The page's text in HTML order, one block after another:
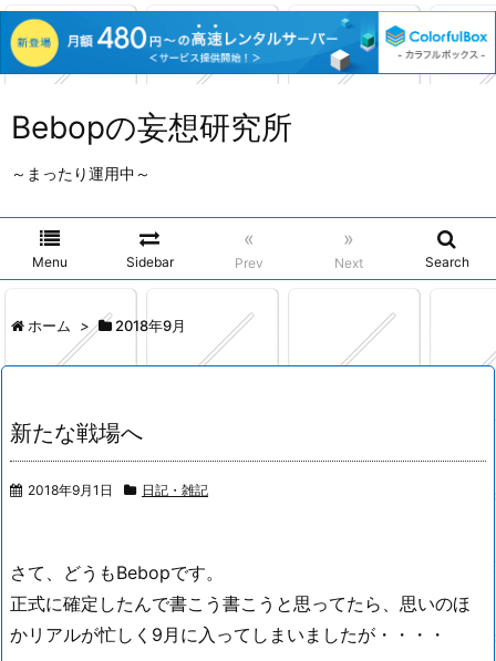
Bebopの妄想研究所
～まったり運用中～
Menu Sidebar
«
Prev
»
Next Search
ホーム > 2018年9月
新たな戦場へ
2018年9月1日 日記・雑記
さて、どうもBebopです。
正式に確定したんで書こう書こうと思ってたら、思いのほ
かリアルが忙しく9月に入ってしまいましたが・・・・